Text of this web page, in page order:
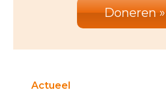
Doneren »
Actueel